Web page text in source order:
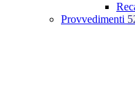
Provvedimenti